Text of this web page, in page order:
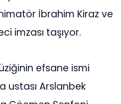
İbrahim Kiraz ve
imzası taşıyor.
efsane ismi
ustası Arslanbek